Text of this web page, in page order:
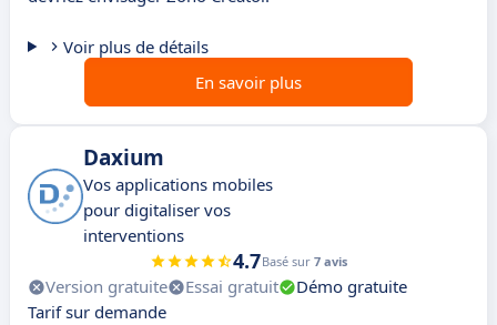
Voir plus de détails
En savoir plus
Daxium
Vos applications mobiles
pour digitaliser vos
interventions
4.7Basé sur 7 avis
Version gratuite Essai gratuit
Démo gratuite
Tarif sur demande